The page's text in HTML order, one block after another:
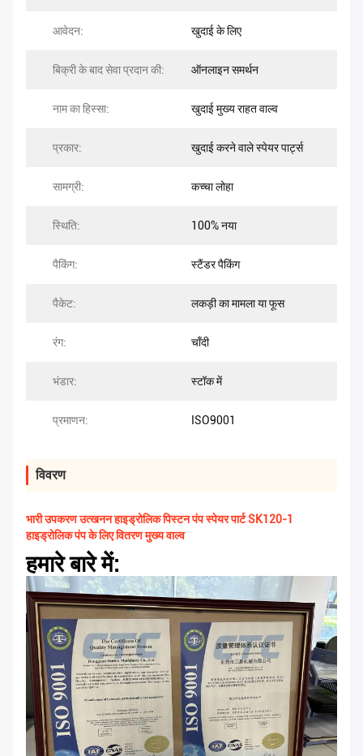
आवेदन: खुदाई के लिए
बिक्री के बाद सेवा प्रदान की: ऑनलाइन समर्थन
नाम का हिस्सा: खुदाई मुख्य राहत वाल्व
प्रकार: खुदाई करने वाले स्पेयर पार्ट्स
सामग्री: कच्चा लोहा
स्थिति: 100% नया
पैकिंग: स्टैंडर पैकिंग
पैकेट: लकड़ी का मामला या फूस
रंग: चाँदी
भंडार: स्टॉक में
प्रमाणन: ISO9001
विवरण
भारी उपकरण उत्खनन हाइड्रोलिक पिस्टन पंप स्पेयर पार्ट SK120-1
हाइड्रोलिक पंप के लिए वितरण मुख्य वाल्व
हमारे बारे में: